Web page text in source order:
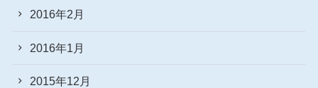
2016年2月
2016年1月
2015年12月